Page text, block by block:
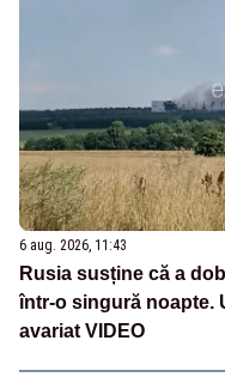
6 aug. 2026, 11:43
Rusia susține că a
într-o singură noapte.
avariat VIDEO